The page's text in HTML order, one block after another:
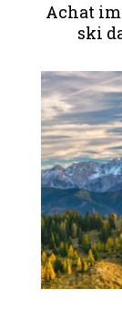
Achat
ski